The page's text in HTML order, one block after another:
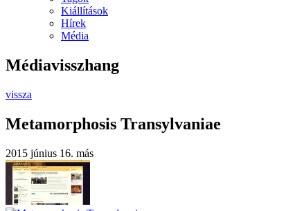
Kiállítások
Hírek
Média
Médiavisszhang
vissza
Metamorphosis Transylvaniae
2015 június 16. más